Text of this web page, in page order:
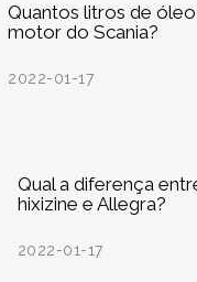
Quantos litros de
motor do Scania?
2022-01-17
Qual a diferença
hixizine e Allegra?
2022-01-17